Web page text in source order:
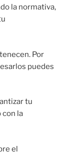
la normativa,
Por
puedes
tu
con la
el